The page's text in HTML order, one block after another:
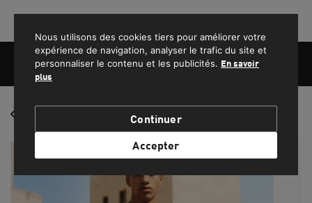
ENFANT
Équipe nationale du Maroc
Nous utilisons des cookies tiers pour améliorer votre
expérience de navigation, analyser le trafic du site et
personnaliser le contenu et les publicités. En savoir
plus
Continuer
Accepter